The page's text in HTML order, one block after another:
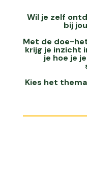
Wil je zelf
bij
Met de doe-
krijg je inzicht
je hoe je
Kies het